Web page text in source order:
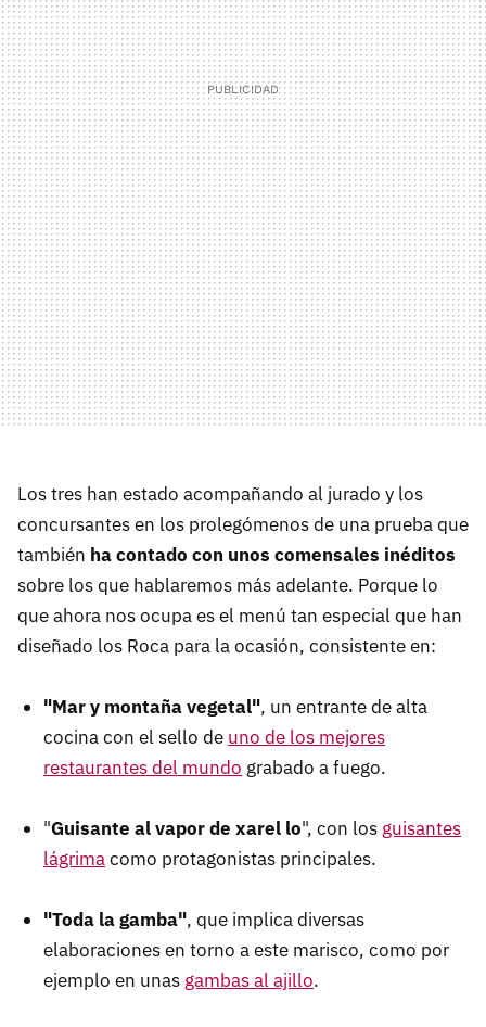
Los tres han estado acompañando al jurado y los
concursantes en los prolegómenos de una prueba que
también ha contado con unos comensales inéditos
sobre los que hablaremos más adelante. Porque lo
que ahora nos ocupa es el menú tan especial que han
diseñado los Roca para la ocasión, consistente en:
"Mar y montaña vegetal", un entrante de alta
cocina con el sello de uno de los mejores
restaurantes del mundo grabado a fuego.
"Guisante al vapor de xarel lo", con los guisantes
lágrimacomo protagonistas principales.
"Toda la gamba", que implica diversas
elaboraciones en torno a este marisco, como por
ejemplo en unas gambas al ajillo.